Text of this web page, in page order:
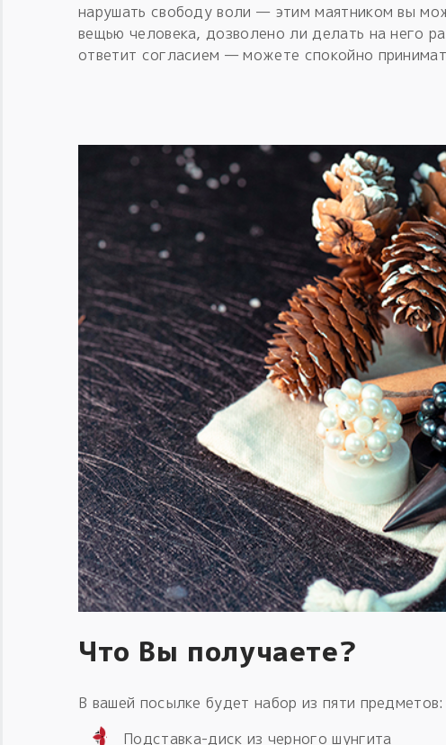
нарушать свободу воли — этим маятником вы
вещью человека, дозволено ли делать на него
ответит согласием — можете спокойно
Что Вы получаете?
В вашей посылке будет набор из пяти предметов:
Подставка-диск из черного шунгита